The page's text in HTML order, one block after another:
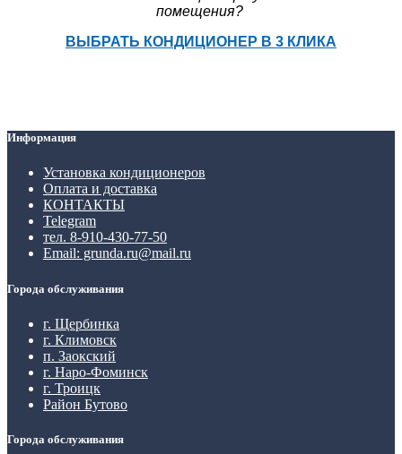
помещения?
ВЫБРАТЬ КОНДИЦИОНЕР В 3 КЛИКА
Информация
Установка кондиционеров
Оплата и доставка
КОНТАКТЫ
Telegram
тел. 8-910-430-77-50
Email: grunda.ru@mail.ru
Города обслуживания
г. Щербинка
г. Климовск
п. Заокский
г. Наро-Фоминск
г. Троицк
Район Бутово
Города обслуживания